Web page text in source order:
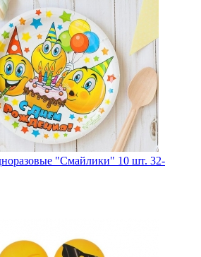
"Смайлики" 10 шт. 32-